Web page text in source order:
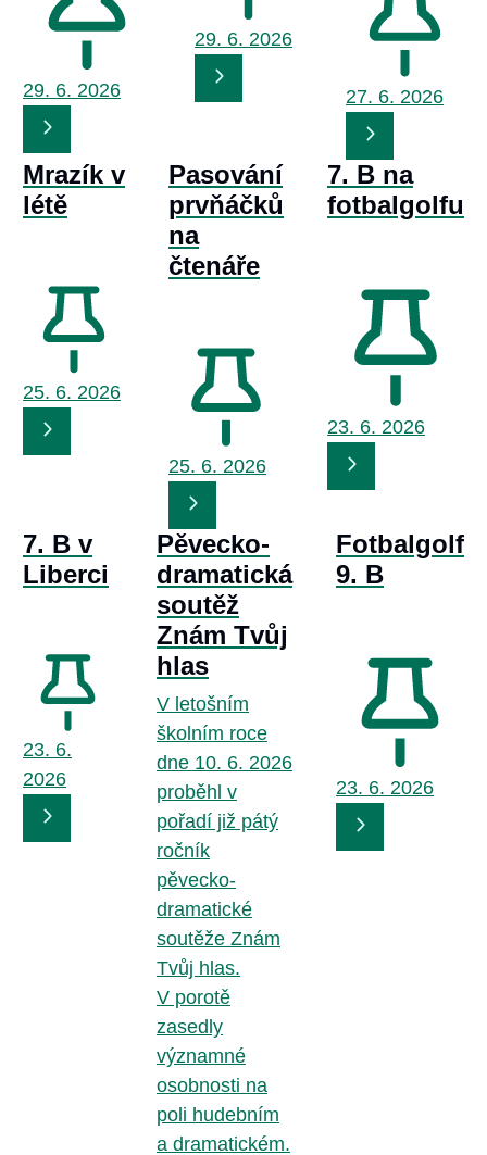
29. 6. 2026
29. 6. 2026
27. 6. 2026
Mrazík v
létě
25. 6. 2026
Pasování
prvňáčků
na
čtenáře
25. 6. 2026
7. B na
fotbalgolfu
23. 6. 2026
7. B v
Liberci
23. 6.
2026
Pěvecko-
dramatická
soutěž
Znám Tvůj
hlas
V letošním
školním roce
dne 10. 6. 2026
proběhl v
pořadí již pátý
ročník
pěvecko-
dramatické
soutěže Znám
Tvůj hlas.
V porotě
zasedly
významné
osobnosti na
poli hudebním
a dramatickém.
Fotbalgolf
9. B
23. 6. 2026